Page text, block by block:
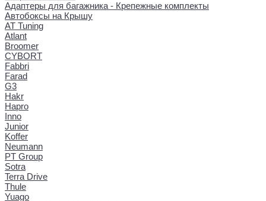
Адаптеры для багажника - Крепежные комплекты
Автобоксы на Крышу
AT Tuning
Atlant
Broomer
CYBORT
Fabbri
Farad
G3
Hakr
Hapro
Inno
Junior
Koffer
Neumann
PT Group
Sotra
Terra Drive
Thule
Yuago